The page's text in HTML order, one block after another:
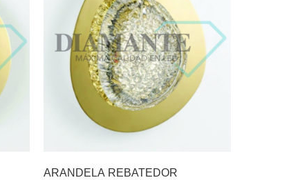
ARANDELA REBATEDOR